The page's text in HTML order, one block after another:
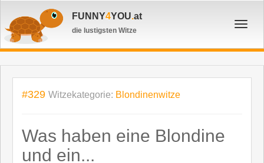
FUNNY4YOU.at
die lustigsten Witze
#329 Witzekategorie: Blondinenwitze
Was haben eine Blondine
und ein...